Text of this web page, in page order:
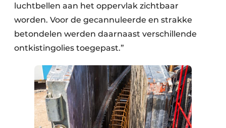
luchtbellen aan het oppervlak zichtbaar
worden. Voor de gecannuleerde en strakke
betondelen werden daarnaast verschillende
ontkistingolies toegepast.”